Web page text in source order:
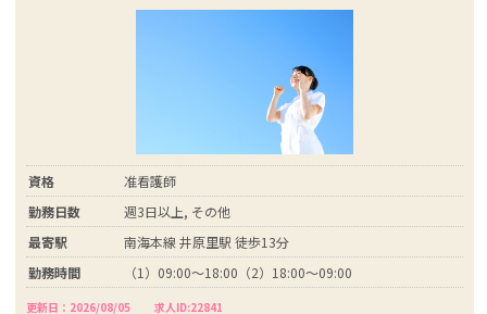
資格
准看護師
勤務日数
週3日以上, その他
最寄駅
南海本線 井原里駅 徒歩13分
勤務時間
（1）09:00～18:00（2）18:00～09:00
更新日：2026/08/05 求人ID:22841